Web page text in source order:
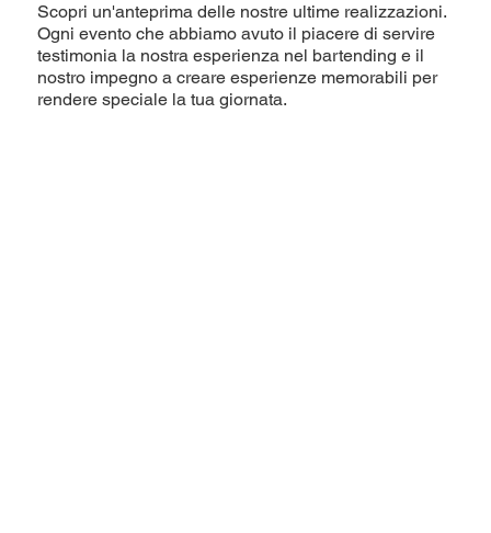
Scopri un'anteprima delle nostre ultime realizzazioni.
Ogni evento che abbiamo avuto il piacere di servire
testimonia la nostra esperienza nel bartending e il
nostro impegno a creare esperienze memorabili per
rendere speciale la tua giornata.